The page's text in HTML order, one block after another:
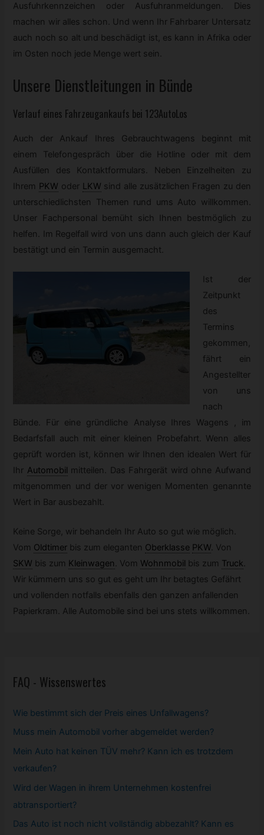
Ausfuhrkennzeichen oder Ausfuhranmeldungen. Dies
machen wir alles schon. Und wenn Ihr Fahrbarer Untersatz
auch noch so alt und beschädigt ist, es kann in Afrika oder
im Osten noch jede Menge wert sein.
Unsere Dienstleitungen in Bünde
Verlauf eines Fahrzeugankaufs bei 123AutoLos
Auch der Ankauf Ihres Gebrauchtwagens beginnt mit
einem Telefongespräch über die Hotline oder mit dem
Ausfüllen des Kontaktformulars. Neben Einzelheiten zu
Ihrem PKW oder LKW sind alle zusätzlichen Fragen zu den
unterschiedlichsten Themen rund ums Auto willkommen.
Unser Fachpersonal bemüht sich Ihnen bestmöglich zu
helfen. Im Regelfall wird von uns dann auch gleich der Kauf
bestätigt und ein Termin ausgemacht.
Ist der
Zeitpunkt
des
Termins
gekommen,
fährt ein
Angestellter
von uns
nach
Bünde. Für eine gründliche Analyse Ihres Wagens , im
Bedarfsfall auch mit einer kleinen Probefahrt. Wenn alles
geprüft worden ist, können wir Ihnen den idealen Wert für
Ihr Automobil mitteilen. Das Fahrgerät wird ohne Aufwand
mitgenommen und der vor wenigen Momenten genannte
Wert in Bar ausbezahlt.
Keine Sorge, wir behandeln Ihr Auto so gut wie möglich.
Vom Oldtimer bis zum eleganten Oberklasse PKW. Von
SKW bis zum Kleinwagen. Vom Wohnmobil bis zum Truck.
Wir kümmern uns so gut es geht um Ihr betagtes Gefährt
und vollenden notfalls ebenfalls den ganzen anfallenden
Papierkram. Alle Automobile sind bei uns stets willkommen.
FAQ - Wissenswertes
Wie bestimmt sich der Preis eines Unfallwagens?
Muss mein Automobil vorher abgemeldet werden?
Mein Auto hat keinen TÜV mehr? Kann ich es trotzdem
verkaufen?
Wird der Wagen in ihrem Unternehmen kostenfrei
abtransportiert?
Das Auto ist noch nicht vollständig abbezahlt? Kann es